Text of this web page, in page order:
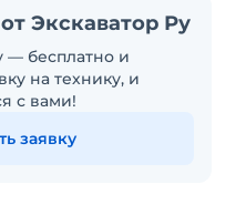
Экскаватор Ру
— бесплатно и
на технику, и
с вами!
заявку